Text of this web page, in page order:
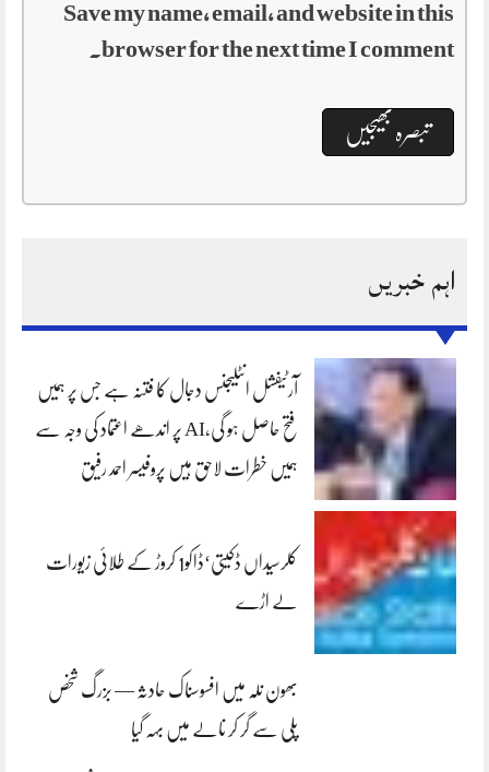
Save my name, email, and website in this
browser for the next time I comment.
اہم خبریں
آرٹیفشل انٹلیجنس دجال کا فتنہ ہے جس پر ہمیں
فتح حاصل ہو گی،AI پر اندھے اعتماد کی وجہ سے
ہمیں خطرات لاحق ہیں پروفیسر احمد رفیق
کلرسیداں ڈکیتی‘ڈاکو1 کروڑ کے طلائی زیورات
لے اڑے
بھون نلہ میں افسوسناک حادثہ — بزرگ شخص
پلی سے گر کر نالے میں بہہ گیا